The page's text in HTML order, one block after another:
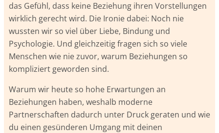
das Gefühl, dass keine Beziehung ihren Vorstellungen
wirklich gerecht wird. Die Ironie dabei: Noch nie
wussten wir so viel über Liebe, Bindung und
Psychologie. Und gleichzeitig fragen sich so viele
Menschen wie nie zuvor, warum Beziehungen so
kompliziert geworden sind.
Warum wir heute so hohe Erwartungen an
Beziehungen haben, weshalb moderne
Partnerschaften dadurch unter Druck geraten und wie
du einen gesünderen Umgang mit deinen